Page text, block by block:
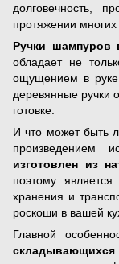
долговечность,
протяжении многих
Ручки шампуров
обладает не
ощущением в
деревянные ручки
готовке.
И что может быть
произведением
изготовлен из
поэтому
хранения и
роскоши в вашей
Главной